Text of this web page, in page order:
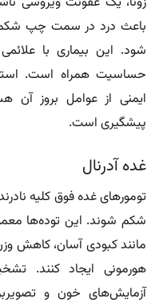
باعث درد در سمت چپ شکم
شود. این بیماری با
حساسیت همراه است.
ایمنی از عوامل بروز آن
پیشگیری است.
غده آدرنال
تومورهای غده فوق کلیه
شکم شوند. این توده‌ها
مانند کبودی آسان، کاهش
هورمونی ایجاد کنند.
آزمایش‌های خون و